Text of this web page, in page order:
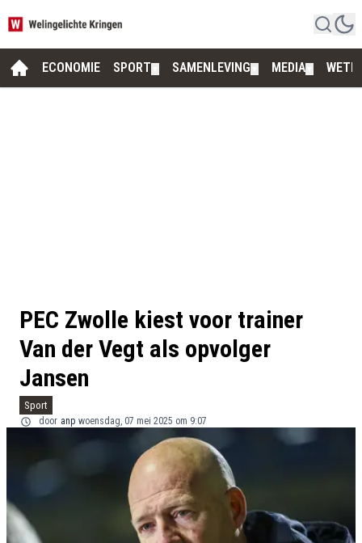
ECONOMIE SPORT SAMENLEVING MEDIA
PEC Zwolle kiest voor trainer
Van der Vegt als opvolger
Jansen
Sport
door anp woensdag, 07 mei 2025 om 9:07